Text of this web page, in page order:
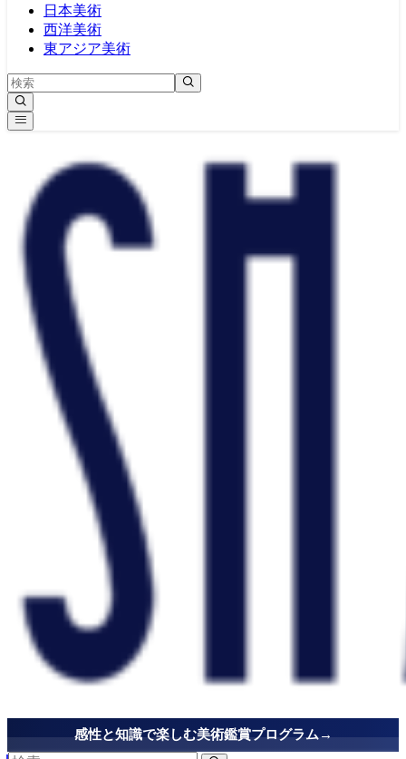
日本美術
西洋美術
東アジア美術
感性と知識で楽しむ美術鑑賞プログラム→